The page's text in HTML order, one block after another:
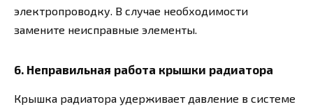
электропроводку. В случае необходимости
замените неисправные элементы.
6. Неправильная работа крышки радиатора
Крышка радиатора удерживает давление в системе